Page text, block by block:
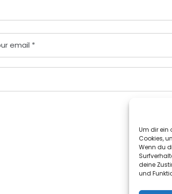
Um dir ein
Cookies,
Wenn du
deine
und